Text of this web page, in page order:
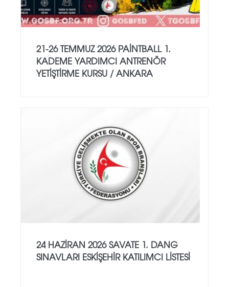
21-26 TEMMUZ 2026 PAİNTBALL 1.
KADEME YARDIMCI ANTRENÖR
YETİŞTİRME KURSU / ANKARA
24 HAZİRAN 2026 SAVATE 1. DANG
SINAVLARI ESKİŞEHİR KATILIMCI LİSTESİ